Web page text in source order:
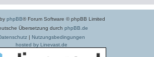
phpBB® Forum Software © phpBB Limited
Übersetzung durch phpBB.de
| Nutzungsbedingungen
hosted by Linevast.de